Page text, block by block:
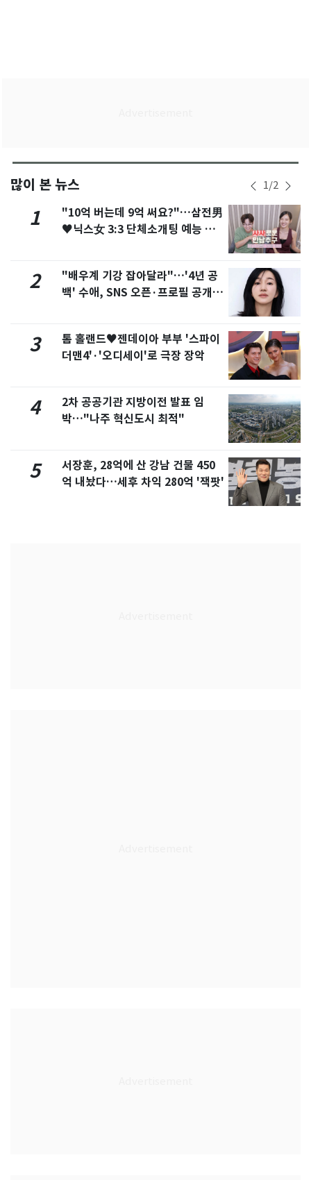
많이 본 뉴스 1/2
1
"10억 버는데 9억 써요?"…삼전男
♥닉스女 3:3 단체소개팅 예능 화
2
"배우계 기강 잡아달라"…'4년 공
백' 수애, SNS 오픈·프로필 공개
3
톰 홀랜드♥젠데이아 부부 '스파이
더맨4'·'오디세이'로 극장 장악
4
2차 공공기관 지방이전 발표 임
박…"나주 혁신도시 최적"
5
서장훈, 28억에 산 강남 건물 450
억 내놨다…세후 차익 280억 '잭팟'